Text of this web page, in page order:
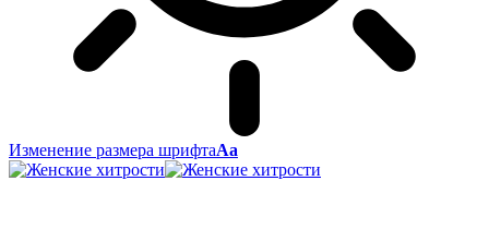
Изменение размера шрифтаАа